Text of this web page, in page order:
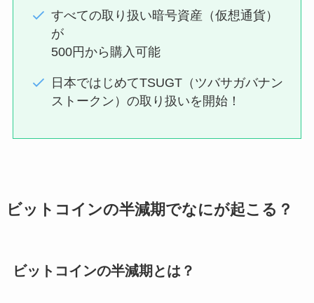
すべての取り扱い暗号資産（仮想通貨）
が
500円から購入可能
日本ではじめてTSUGT（ツバサガバナン
ストークン）の取り扱いを開始！
ビットコインの半減期でなにが起こる？
ビットコインの半減期とは？